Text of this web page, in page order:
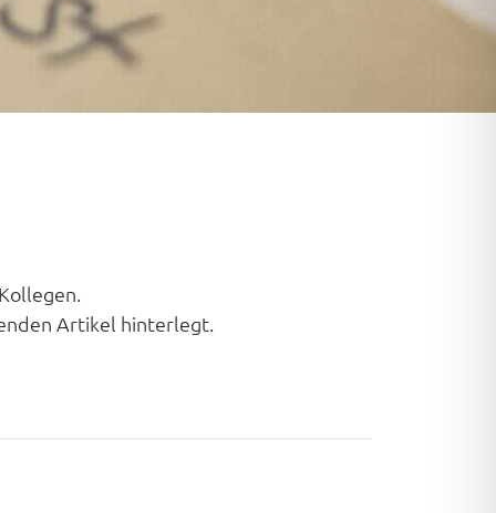
Artikel hinterlegt.